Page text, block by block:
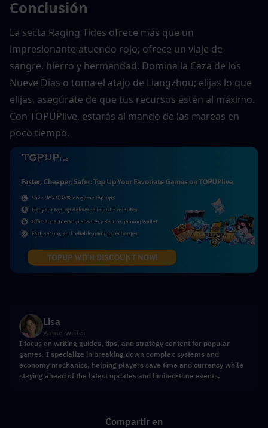
Conclusión
La secta Raging Tides ofrece más que un
impresionante atuendo rojo; ofrece un viaje de
sangre, hierro y hermandad. Domina la Caza de los
Nueve Días o toma el atajo de Liangzhou; elijas lo que
elijas, asegúrate de que tus recursos estén al máximo.
Con TOPUPlive, estarás al mando de las mareas en
poco tiempo.
Lisa
game writer
I focus on writing guides, tips, and strategy content for popular
games. I specialize in breaking down complex systems and
economy mechanics, helping players save time and currency while
staying ahead of the latest updates and limited-time events.
Compartir en